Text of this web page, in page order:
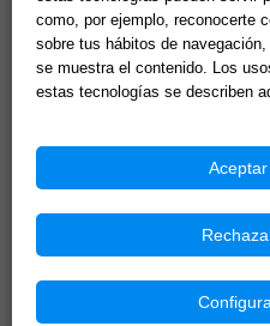
En este libro no sólo
encontrarás los métodos y
contactar con tus guías
espirituales, ...
14,33 €
como, por ejemplo, reconocerte
sobre tus hábitos de
se muestra el contenido. Los
estas tecnologías se describen